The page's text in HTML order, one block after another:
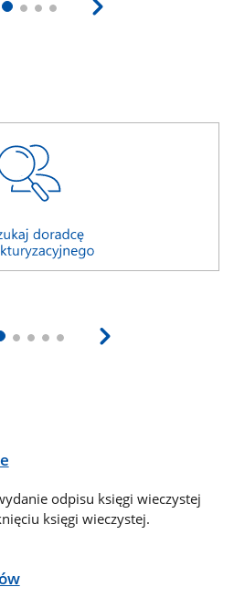
odpisu księgi wieczystej
księgi wieczystej.